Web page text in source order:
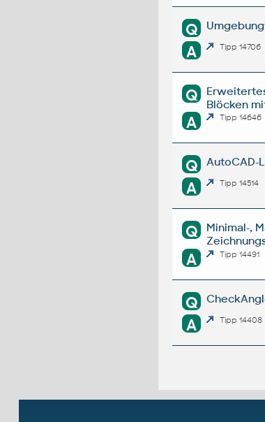
Q
A Tipp 14706
Q
Blöcken
A Tipp 14646
Q AutoCAD-
A Tipp 14514
Q
Minimal-,
A Tipp 14491
Q
A Tipp 14408